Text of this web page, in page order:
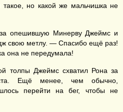
но какой же мальчишка не
опешившую Минерву Джеймс и
свою метлу. — Спасибо ещё раз!
она не передумала!
толпы Джеймс схватил Рона за
Ещё менее, чем обычно,
перейти на бег, чтобы не